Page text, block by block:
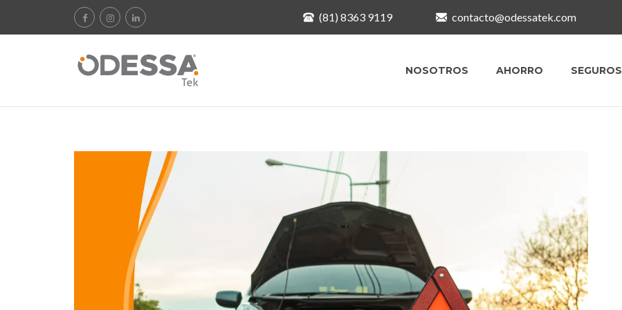
(81) 8363 9119 contacto@odessatek.com
NOSOTROS AHORRO SEGUROS